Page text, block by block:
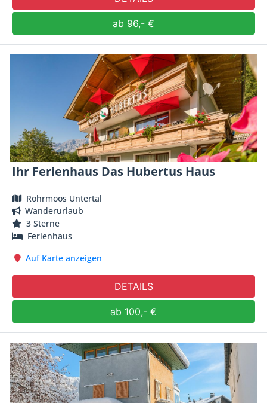
ab 96,- €
Ihr Ferienhaus Das Hubertus Haus
Rohrmoos Untertal
Wanderurlaub
3 Sterne
Ferienhaus
Auf Karte anzeigen
DETAILS
ab 100,- €